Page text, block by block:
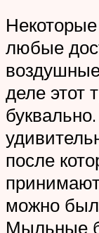
любые
деле этот
после
можно
Мыльные